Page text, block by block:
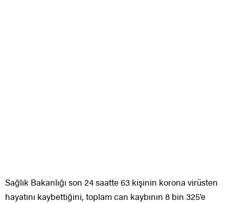
Sağlık Bakanlığı son 24 saatte 63 kişinin korona virüsten
hayatını kaybettiğini, toplam can kaybının 8 bin 325’e